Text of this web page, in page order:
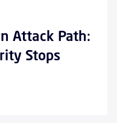
Attack Path:
Stops